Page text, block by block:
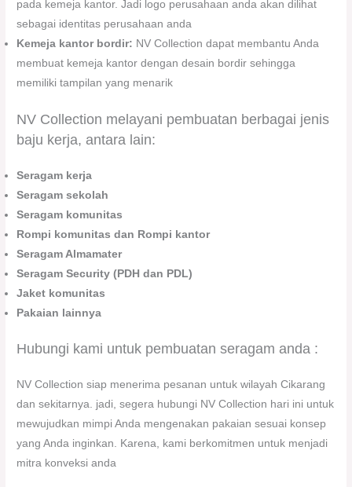
pada kemeja kantor. Jadi logo perusahaan anda akan dilihat
sebagai identitas perusahaan anda
Kemeja kantor bordir: NV Collection dapat membantu Anda
membuat kemeja kantor dengan desain bordir sehingga
memiliki tampilan yang menarik
NV Collection melayani pembuatan berbagai jenis
baju kerja, antara lain:
Seragam kerja
Seragam sekolah
Seragam komunitas
Rompi komunitas dan Rompi kantor
Seragam Almamater
Seragam Security (PDH dan PDL)
Jaket komunitas
Pakaian lainnya
Hubungi kami untuk pembuatan seragam anda :
NV Collection siap menerima pesanan untuk wilayah Cikarang
dan sekitarnya. jadi, segera hubungi NV Collection hari ini untuk
mewujudkan mimpi Anda mengenakan pakaian sesuai konsep
yang Anda inginkan. Karena, kami berkomitmen untuk menjadi
mitra konveksi anda